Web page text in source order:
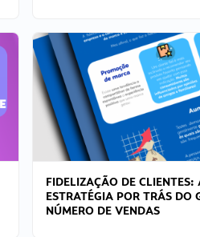
FIDELIZAÇÃO DE CLIENTES:
ESTRATÉGIA POR TRÁS DO
NÚMERO DE VENDAS